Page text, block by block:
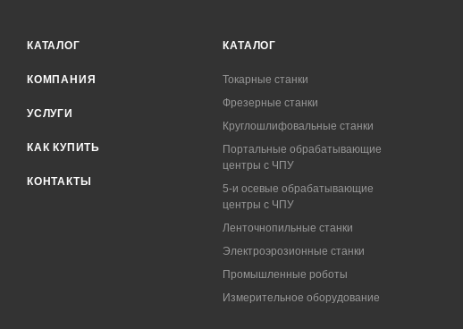
КАТАЛОГ
КОМПАНИЯ
УСЛУГИ
КАК КУПИТЬ
КОНТАКТЫ
КАТАЛОГ
Токарные станки
Фрезерные станки
Круглошлифовальные станки
Портальные обрабатывающие
центры с ЧПУ
5-и осевые обрабатывающие
центры с ЧПУ
Ленточнопильные станки
Электроэрозионные станки
Промышленные роботы
Измерительное оборудование